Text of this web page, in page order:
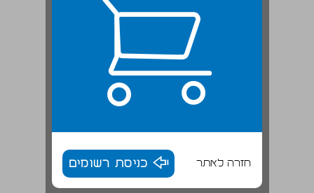
חזרה לאתר כניסת רשומים